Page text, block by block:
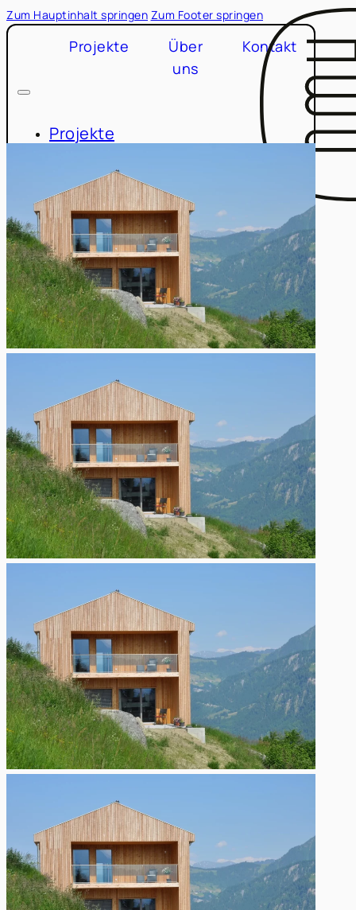
Zum Hauptinhalt springen Zum Footer springen
Projekte
Über
uns
Kontakt
Projekte
Kontakt